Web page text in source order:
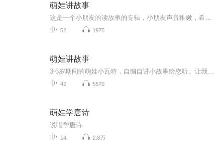
萌娃讲故事
52 1975
萌娃讲故事
42 5570
萌娃学唐诗
说唱学唐诗
14 2.8万